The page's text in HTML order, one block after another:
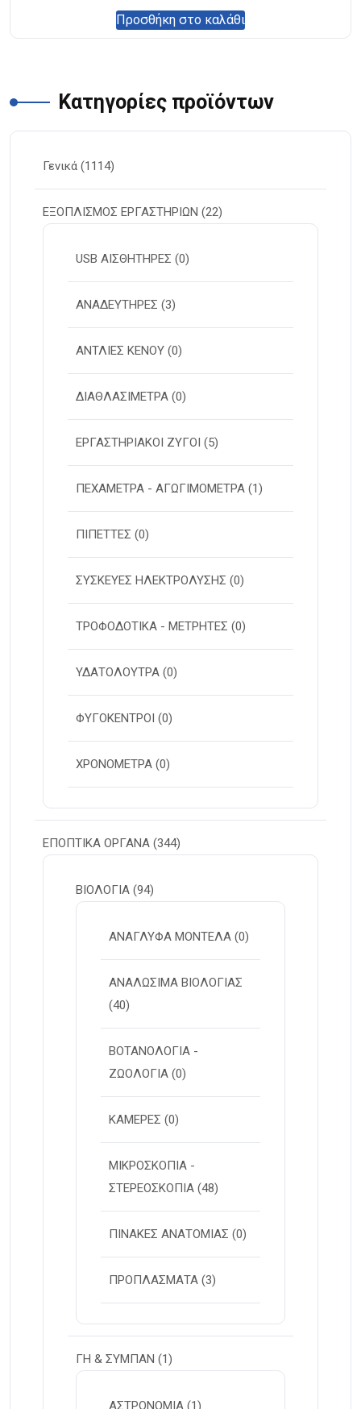
Προσθήκη στο καλάθι
Κατηγορίες προϊόντων
Γενικά (1114)
ΕΞΟΠΛΙΣΜΟΣ ΕΡΓΑΣΤΗΡΙΩΝ (22)
USB ΑΙΣΘΗΤΗΡΕΣ (0)
ΑΝΑΔΕΥΤΗΡΕΣ (3)
ΑΝΤΛΙΕΣ ΚΕΝΟΥ (0)
ΔΙΑΘΛΑΣΙΜΕΤΡΑ (0)
ΕΡΓΑΣΤΗΡΙΑΚΟΙ ΖΥΓΟΙ (5)
ΠΕΧΑΜΕΤΡΑ - ΑΓΩΓΙΜΟΜΕΤΡΑ (1)
ΠΙΠΕΤΤΕΣ (0)
ΣΥΣΚΕΥΕΣ ΗΛΕΚΤΡΟΛΥΣΗΣ (0)
ΤΡΟΦΟΔΟΤΙΚΑ - ΜΕΤΡΗΤΕΣ (0)
ΥΔΑΤΟΛΟΥΤΡΑ (0)
ΦΥΓΟΚΕΝΤΡΟΙ (0)
ΧΡΟΝΟΜΕΤΡΑ (0)
ΕΠΟΠΤΙΚΑ ΟΡΓΑΝΑ (344)
ΒΙΟΛΟΓΙΑ (94)
ΑΝΑΓΛΥΦΑ ΜΟΝΤΕΛΑ (0)
ΑΝΑΛΩΣΙΜΑ ΒΙΟΛΟΓΙΑΣ
(40)
ΒΟΤΑΝΟΛΟΓΙΑ -
ΖΩΟΛΟΓΙΑ (0)
ΚΑΜΕΡΕΣ (0)
ΜΙΚΡΟΣΚΟΠΙΑ -
ΣΤΕΡΕOΣΚΟΠΙΑ (48)
ΠΙΝΑΚΕΣ ΑΝΑΤΟΜΙΑΣ (0)
ΠΡΟΠΛΑΣΜΑΤΑ (3)
ΓΗ & ΣΥΜΠΑΝ (1)
ΑΣΤΡΟΝΟΜΙΑ (1)